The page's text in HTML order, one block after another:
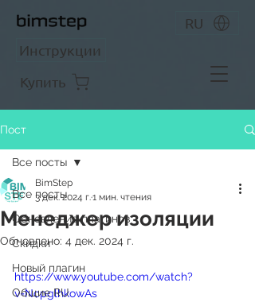
Инструкции
Купить
RU
Пост
Все посты
Обновление плагинов
Скидки
Новый плагин
Общие RU
Все посты
Менеджер изоляции
BimStep
3 дек. 2024 г.1 мин. чтения
Обновлено: 4 дек. 2024 г.
https://www.youtube.com/watch?
v=NcpglhkowAs